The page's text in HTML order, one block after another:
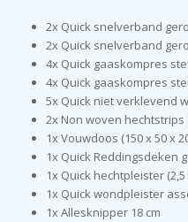
2x Quick snelverband
2x Quick snelverband
4x Quick gaaskompres
4x Quick gaaskompres
5x Quick niet verklevend
2x Non woven hechtstrips
1x Vouwdoos (150 x 50 x
1x Quick Reddingsdeken
1x Quick hechtpleister (2,5
1x Quick wondpleister
1x Allesknipper 18 cm